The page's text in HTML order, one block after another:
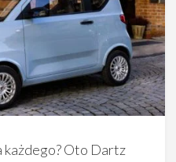
każdego? Oto Dartz